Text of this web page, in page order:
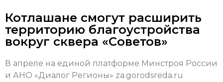
Котлашане смогут расширить
территорию благоустройства
вокруг сквера «Советов»
В апреле на единой платформе Минстроя России
и АНО «Диалог Регионы» za.gorodsreda.ru